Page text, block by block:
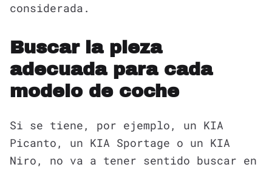
considerada.
Buscar la pieza
adecuada para cada
modelo de coche
Si se tiene, por ejemplo, un KIA
Picanto, un KIA Sportage o un KIA
Niro, no va a tener sentido buscar en